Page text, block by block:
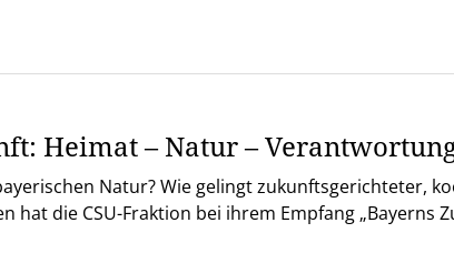
Heimat – Natur –
Natur? Wie gelingt zukunftsgerichteter,
hat die CSU-Fraktion bei ihrem Empfang „Bayerns